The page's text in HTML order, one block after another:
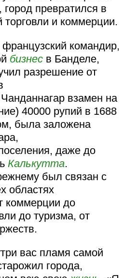
превратился в
торговли и коммерции.
командир,
бизнес в Банделе,
разрешение от
взамен на
40000 рупий в 1688
была заложена
даже до
Калькутта.
был связан с
областях
коммерции до
до туризма, от
вас пламя самой
города,